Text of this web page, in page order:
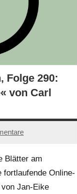
Folge 290:
von Carl
Blätter am
fortlaufende Online-
Jan-Eike